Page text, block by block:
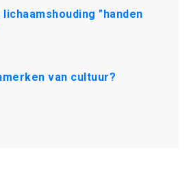
"handen
van cultuur?